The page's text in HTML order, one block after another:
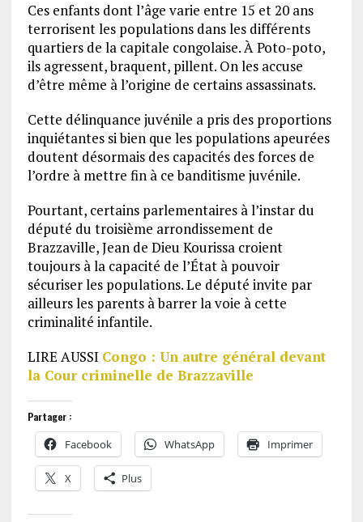
Ces enfants dont l’âge varie entre 15 et 20 ans
terrorisent les populations dans les différents
quartiers de la capitale congolaise. À Poto-poto,
ils agressent, braquent, pillent. On les accuse
d’être même à l’origine de certains assassinats.
Cette délinquance juvénile a pris des proportions
inquiétantes si bien que les populations apeurées
doutent désormais des capacités des forces de
l’ordre à mettre fin à ce banditisme juvénile.
Pourtant, certains parlementaires à l’instar du
député du troisième arrondissement de
Brazzaville, Jean de Dieu Kourissa croient
toujours à la capacité de l’État à pouvoir
sécuriser les populations. Le député invite par
ailleurs les parents à barrer la voie à cette
criminalité infantile.
LIRE AUSSI Congo : Un autre général devant
la Cour criminelle de Brazzaville
Partager :
Facebook WhatsApp Imprimer
X Plus